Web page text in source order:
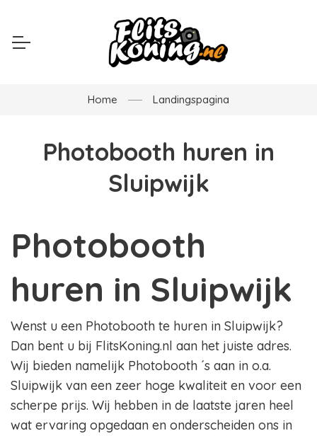
Home Landingspagina
Photobooth huren in
Sluipwijk
Photobooth
huren in Sluipwijk
Wenst u een Photobooth te huren in Sluipwijk?
Dan bent u bij FlitsKoning.nl aan het juiste adres.
Wij bieden namelijk Photobooth ´s aan in o.a.
Sluipwijk van een zeer hoge kwaliteit en voor een
scherpe prijs. Wij hebben in de laatste jaren heel
wat ervaring opgedaan en onderscheiden ons in